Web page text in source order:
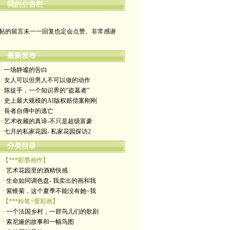
我的公告栏
哪裡有自由，哪裡就是祖國
有意收藏者请私信我，感谢一贯支持
政治转载不一定代表本人意见
艺术博客：https://yimengl.blog
目录中标注星号的为本人艺术原创
最新发布
· 一场静谧的告白
· 女人可以但男人不可以做的动作
· 陈徒手，一个知识界的“盗墓者”
· 史上最大规模的AI版权赔偿案刚刚
· 長者自傳中的逃亡
· 艺术收藏的真谛-不只是超级富豪
· 七月的私家花园- 私家花园探访2
分类目录
【***彩墨画作】
· 艺术花园里的酒精快感
· 生命如同调色盘- 我卖出的画和我
· 紫锥菊，这个夏季不能没有她~我
【***粉笔+蛋彩画】
· 一个法国乡村，一群鸟儿们的歌剧
· 索尼娅的故事和一幅鸟图